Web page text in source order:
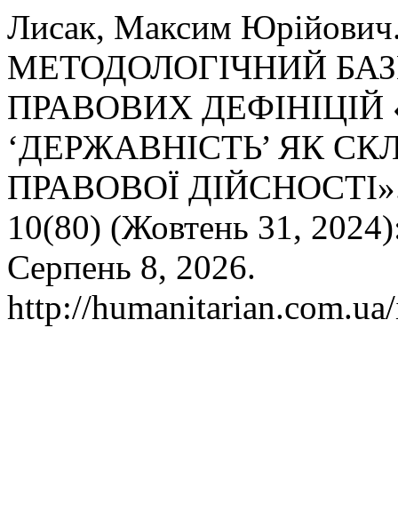
Лисак, Максим
МЕТОДОЛОГІЧНИЙ
ПРАВОВИХ ДЕФІНІЦІЙ
‘ДЕРЖАВНІСТЬ’ ЯК
ПРАВОВОЇ
10(80) (Жовтень 31,
Серпень 8, 2026.
http://